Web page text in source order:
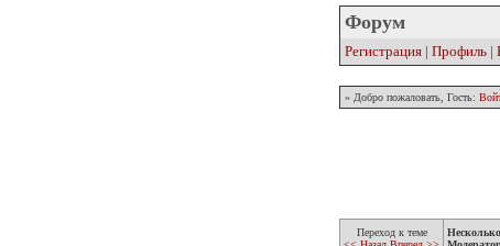
Форум
Регистрация | Профиль |
» Добро пожаловать, Гость:
Переход к теме